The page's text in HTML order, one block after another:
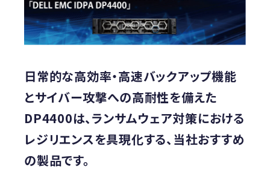
日常的な高効率・高速バックアップ機能
とサイバー攻撃への高耐性を備えた
DP4400は、ランサムウェア対策における
レジリエンスを具現化する、当社おすすめ
の製品です。